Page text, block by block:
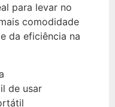
para levar no
comodidade
da eficiência na
de usar